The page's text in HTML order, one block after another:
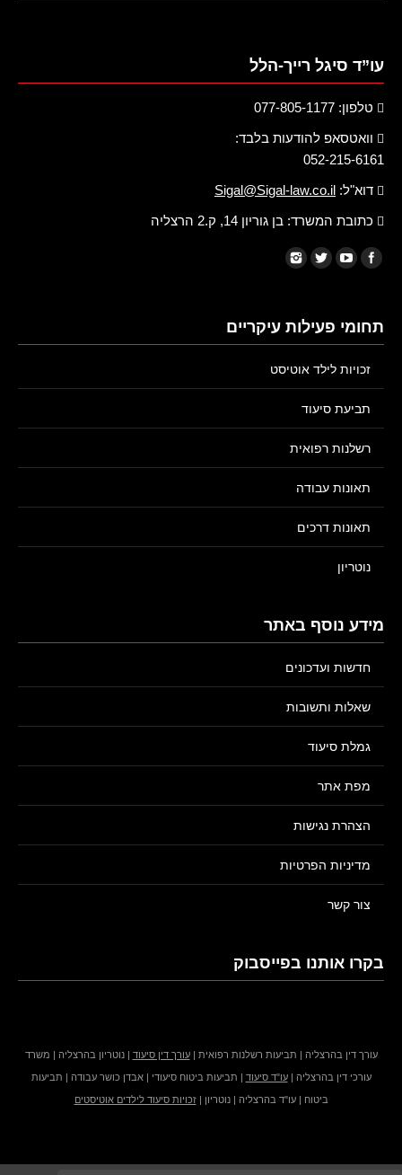
עו”ד סיגל רייך-הלל
טלפון: 077-805-1177
וואטסאפ להודעות בלבד:
052-215-6161
דוא"ל: Sigal@Sigal-law.co.il
כתובת המשרד: בן גוריון 14, ק.2 הרצליה
תחומי פעילות עיקריים
זכויות לילד אוטיסט
תביעת סיעוד
רשלנות רפואית
תאונות עבודה
תאונות דרכים
נוטריון
מידע נוסף באתר
חדשות ועדכונים
שאלות ותשובות
גמלת סיעוד
מפת אתר
הצהרת נגישות
מדיניות הפרטיות
צור קשר
בקרו אותנו בפייסבוק
עורך דין בהרצליה | תביעות רשלנות רפואית |עורך דין סיעוד | נוטריון בהרצליה | משרד
עורכי דין בהרצליה |עו"ד סיעוד | תביעות ביטוח סיעודי | אבדן כושר עבודה | תביעות
ביטוח | עו"ד בהרצליה | נוטריון |זכויות סיעוד לילדים אוטיסטים